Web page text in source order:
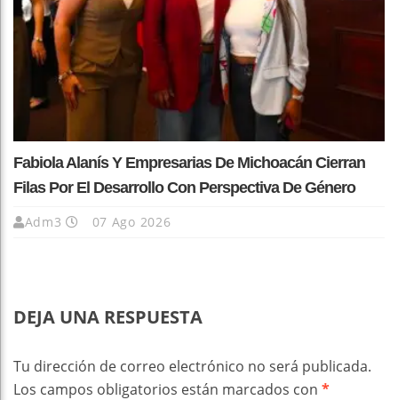
Fabiola Alanís Y Empresarias De Michoacán Cierran
Filas Por El Desarrollo Con Perspectiva De Género
Adm3 07 Ago 2026
DEJA UNA RESPUESTA
Tu dirección de correo electrónico no será publicada.
Los campos obligatorios están marcados con *